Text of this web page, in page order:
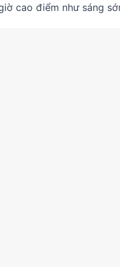
cao điểm như sáng